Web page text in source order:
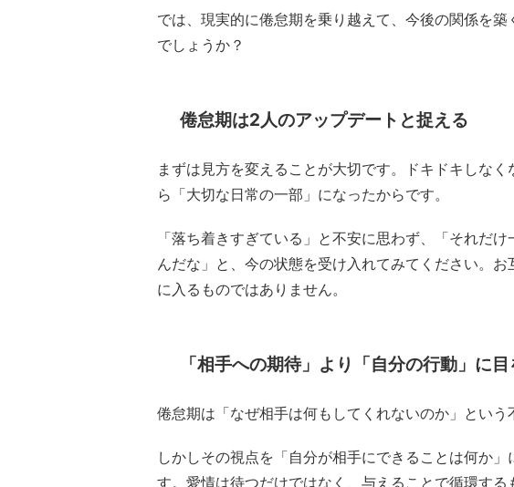
では、現実的に倦怠期を乗り越えて、今後の関係を
でしょうか？
倦怠期は2人のアップデートと捉える
まずは見方を変えることが大切です。ドキドキしな
ら「大切な日常の一部」になったからです。
「落ち着きすぎている」と不安に思わず、「それだ
んだな」と、今の状態を受け入れてみてください。
に入るものではありません。
「相手への期待」より「自分の行動」に
倦怠期は「なぜ相手は何もしてくれないのか」という
しかしその視点を「自分が相手にできることは何か
す。愛情は待つだけではなく、与えることで循環す